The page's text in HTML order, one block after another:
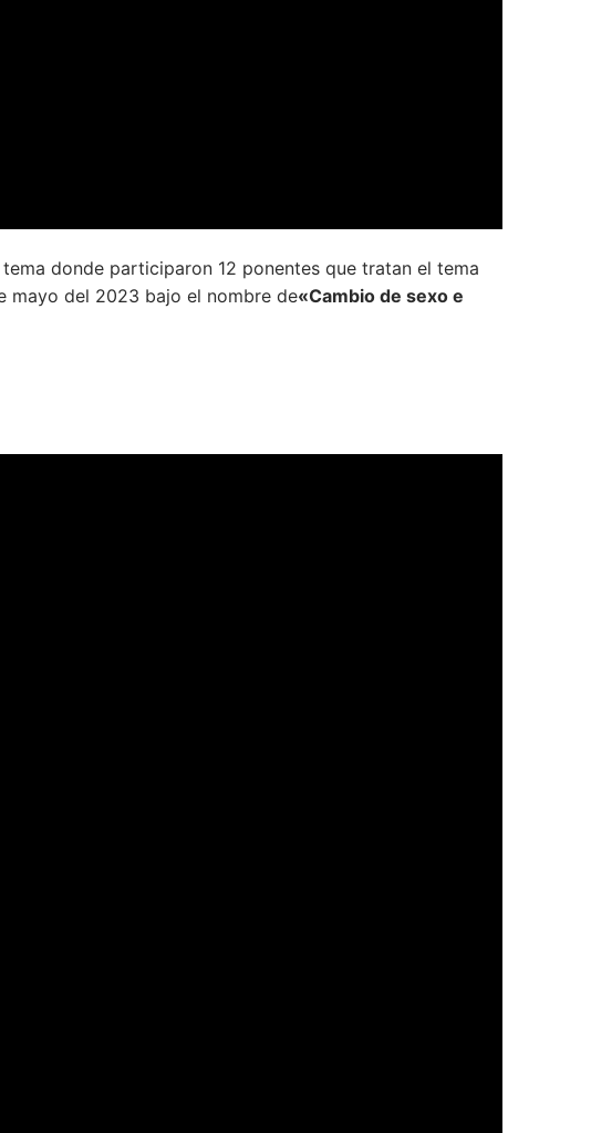
donde participaron 12 ponentes que tratan el tema
mayo del 2023 bajo el nombre de«Cambio de sexo e